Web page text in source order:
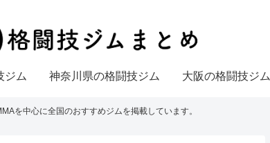
ジム 神奈川県の格闘技ジム 大阪の格闘技ジム
を中心に全国のおすすめジムを掲載しています。